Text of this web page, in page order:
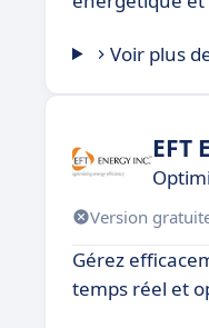
Voir plus
EFT
Version
Gérez
temps réel et